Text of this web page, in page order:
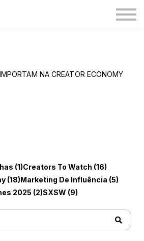
Boost
LoginNA CREATOR ECONOMY
(1)Creators To Watch (16)
(18)Marketing De Influência (5)
2025 (2)SXSW (9)